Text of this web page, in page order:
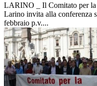
LARINO _ Il Comitato per la
Larino invita alla conferenza
febbraio p.v....